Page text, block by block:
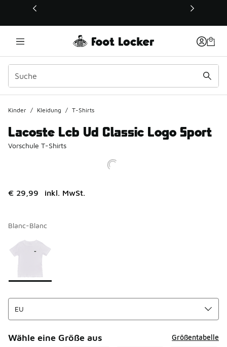
Dieser Link öffnet sich in einem neuen Fenster
Kinder / Kleidung / T-Shirts
Lacoste Lcb Ud Classic Logo Sport
Vorschule T-Shirts
€ 29,99 inkl. MwSt.
Blanc-Blanc
Seite 1 von 1 zeigt die Farben 1 bis 1 von 1 an.
Bitte wählen Sie einen Stil aus
Wähle eine Größe aus Größentabelle